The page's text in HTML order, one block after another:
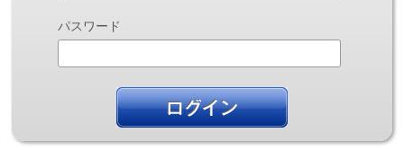
パスワード